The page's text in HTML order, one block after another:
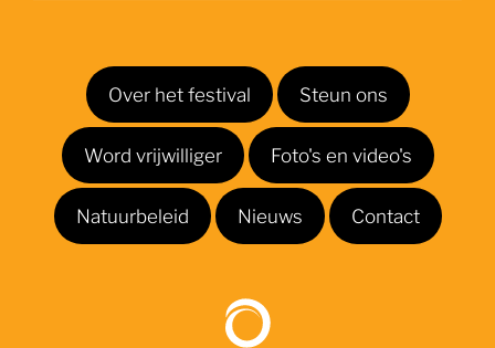
Over het festival Steun ons
Word vrijwilliger Foto's en video's
Natuurbeleid Nieuws Contact